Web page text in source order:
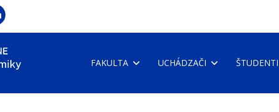
FAKULTA UCHÁDZAČI ŠTUDENTI